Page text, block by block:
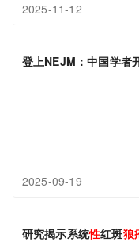
2025-11-12
登上NEJM：中国学
2025-09-19
研究揭示系统性红斑狼